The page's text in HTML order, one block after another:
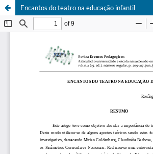
Encantos do teatro na educação infantil